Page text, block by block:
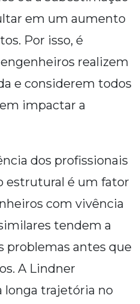
em um aumento
Por isso, é
realizem
e considerem todos
impactar a
dos profissionais
estrutural é um fator
com vivência
tendem a
problemas antes que
A Lindner
longa trajetória no